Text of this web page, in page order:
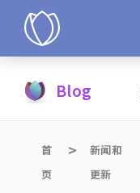
Blog
首
页
新闻和
更新